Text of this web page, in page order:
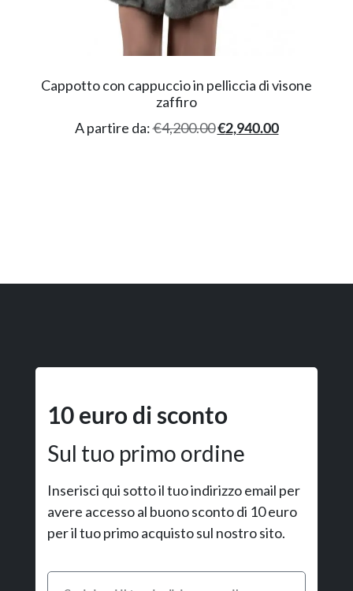
Cappotto con cappuccio in pelliccia di visone
zaffiro
A partire da:€4,200.00€2,940.00
10 euro di sconto
Sul tuo primo ordine
Inserisci qui sotto il tuo indirizzo email per
avere accesso al buono sconto di 10 euro
per il tuo primo acquisto sul nostro sito.